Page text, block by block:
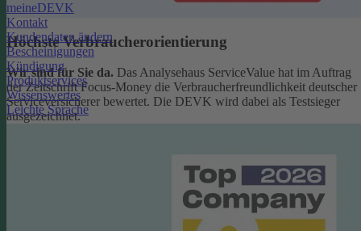
meineDEVK
Kontakt
Kundendaten ändern
Bescheinigungen
Kündigung
Produktservices
Wissenswertes
Leichte Sprache
Höchste Verbraucherorientierung
Wir sind für Sie da. Das Analysehaus ServiceValue hat im Auftrag
der Zeitschrift Focus-Money die Verbraucherfreundlichkeit deutscher
Serviceversicherer bewertet. Die DEVK wird dabei als Testsieger
ausgezeichnet.